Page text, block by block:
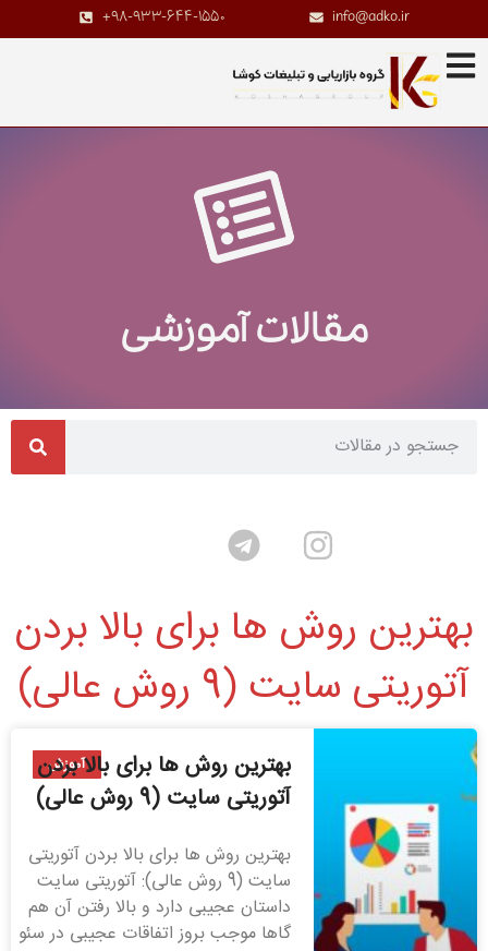
info@adko.ir
+98-933-644-1550
مقالات آموزشی
بهترین روش ها برای بالا بردن
آتوریتی سایت (9 روش عالی)
آموزش
بهترین روش ها برای بالا بردن
آتوریتی سایت (9 روش عالی)
بهترین روش ها برای بالا بردن آتوریتی
سایت (9 روش عالی): آتوریتی سایت
داستان عجیبی دارد و بالا رفتن آن هم
گاها موجب بروز اتفاقات عجیبی در سئو